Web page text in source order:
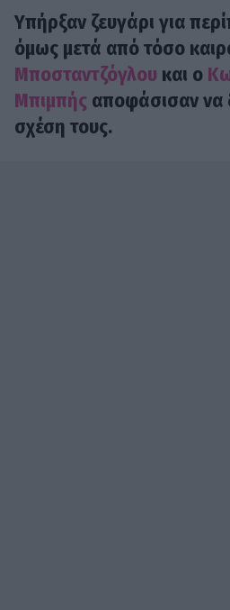
Υπήρξαν ζευγάρι για
όμως μετά από τόσο
Μποσταντζόγλου και ο
Μπιμπής αποφάσισαν να
σχέση τους.